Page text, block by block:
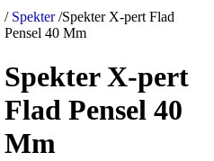
/ Spekter /Spekter X-pert Flad
Pensel 40 Mm
Spekter X-pert
Flad Pensel 40
Mm